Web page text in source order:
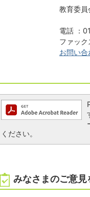
教育委員
電話 ：
ファッ
お問い合
ください。
みなさまのご意